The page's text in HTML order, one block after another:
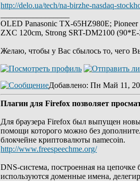
http://delo.ua/tech/na-birzhe-nasdaq-
OLED Panasonic TX-65HZ980E;
ZXC 120cm, Strong SRT-DM2100
Желаю, чтобы у Вас сбылось то, чего
Добавлено: Пн Май 11,
Плагин для Firefox позволяет
Для браузера Firefox был выпущен
помощи которого можно без
блокчейне криптовалюты namecoin.
http://www.freespeechme.org/
DNS-система, построенная на цепочке
используются доменные имена,